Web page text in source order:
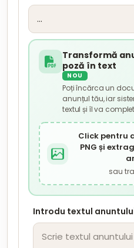
Transformă
poză în text
NOU
Poți încărca un
anunțul tău, iar
textul și îl va
Click pentru
PNG și
sau
Introdu textul